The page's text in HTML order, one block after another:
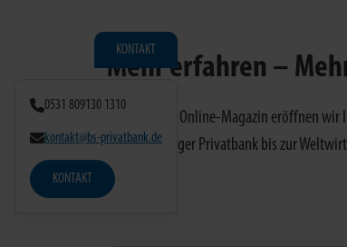
KONTAKT
0531 809130 1310
kontakt@bs-privatbank.de
KONTAKT
Mehr erfahren –
Mit unserem Online-Magazin eröffnen
Braunschweiger Privatbank bis zur